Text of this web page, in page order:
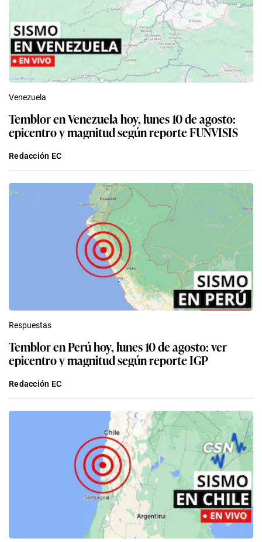
Venezuela
Temblor en Venezuela hoy, lunes 10 de agosto:
epicentro y magnitud según reporte FUNVISIS
Redacción EC
Respuestas
Temblor en Perú hoy, lunes 10 de agosto: ver
epicentro y magnitud según reporte IGP
Redacción EC